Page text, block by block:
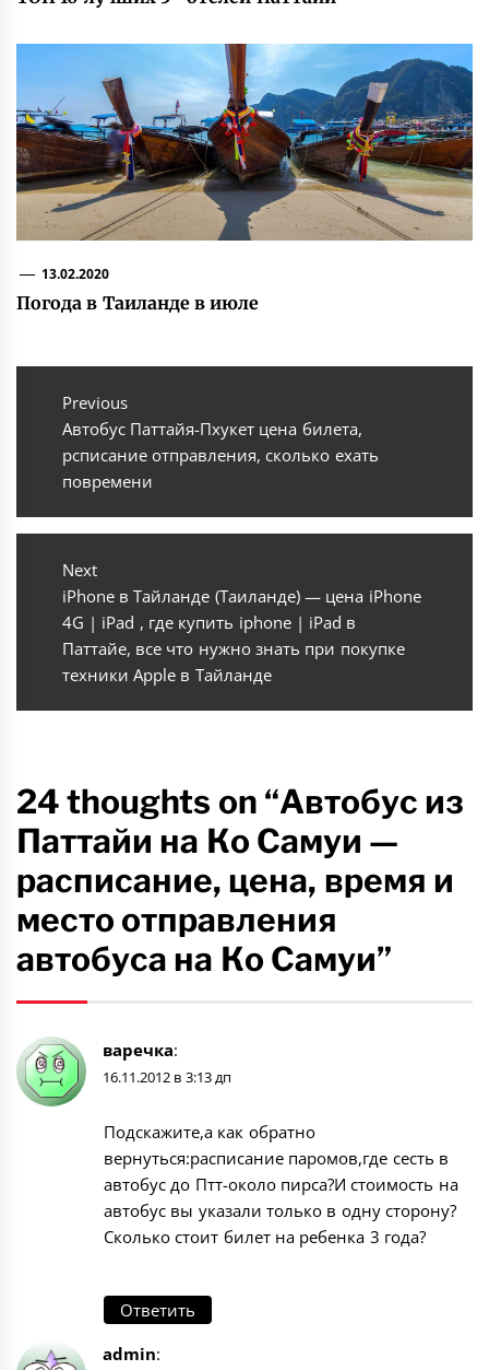
13.02.2020
Погода в Таиланде в июле
Навигация
записям
Previous
Previous
post:
Автобус Паттайя-Пхукет цена билета,
рсписание отправления, сколько ехать
повремени
Next
Next
post:
iPhone в Тайланде (Таиланде) — цена iPhone
4G | iPad , где купить iphone | iPad в
Паттайе, все что нужно знать при покупке
техники Apple в Тайланде
24 thoughts on “Автобус из
Паттайи на Ко Самуи —
расписание, цена, время и
место отправления
автобуса на Ко Самуи”
варечка:
16.11.2012 в 3:13 дп
Подскажите,а как обратно
вернуться:расписание паромов,где сесть в
автобус до Птт-около пирса?И стоимость на
автобус вы указали только в одну сторону?
Сколько стоит билет на ребенка 3 года?
Ответить
admin: